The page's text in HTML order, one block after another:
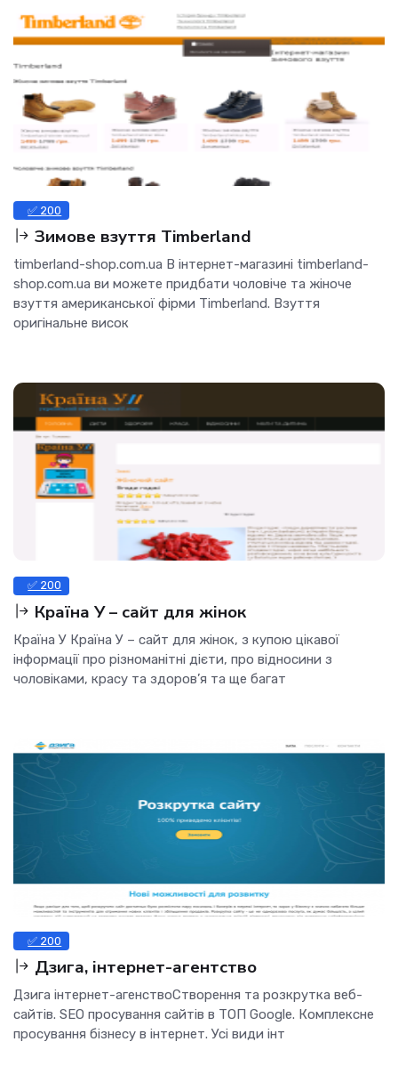
✅ 200
Зимове взуття Timberland
timberland-shop.com.ua В інтернет-магазині timberland-
shop.com.ua ви можете придбати чоловіче та жіноче
взуття американської фірми Timberland. Взуття
оригінальне висок
✅ 200
Країна У – сайт для жінок
Країна У Країна У – сайт для жінок, з купою цікавої
інформації про різноманітні дієти, про відносини з
чоловіками, красу та здоров’я та ще багат
✅ 200
Дзига, інтернет-агентство
Дзига інтернет-агенствоСтворення та розкрутка веб-
сайтів. SEO просування сайтів в ТОП Google. Комплексне
просування бізнесу в інтернет. Усі види інт